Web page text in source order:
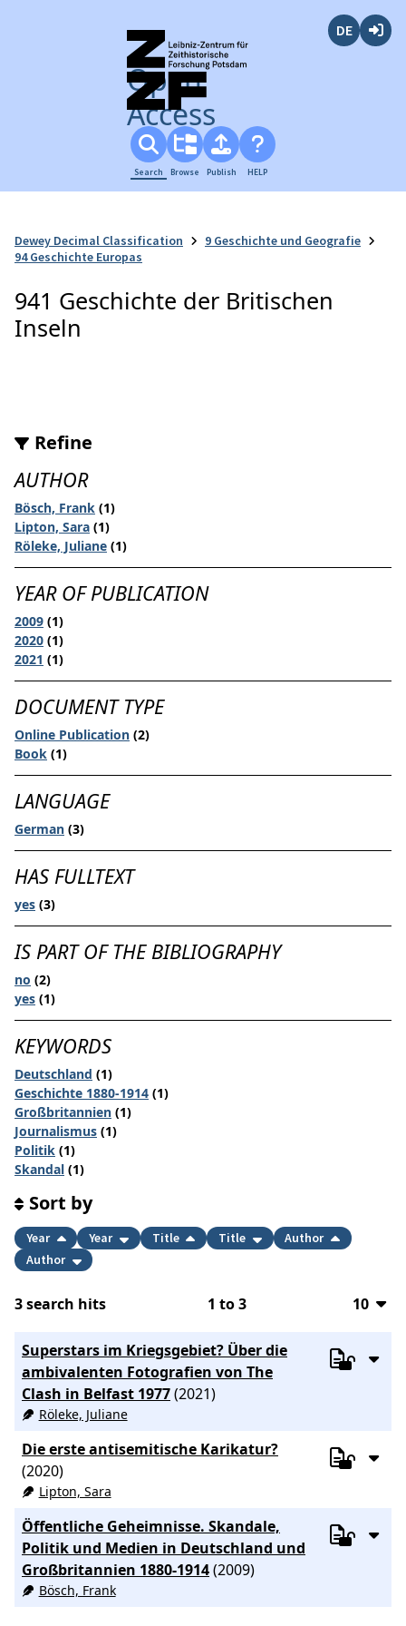
Open
Access
Search Browse Publish HELP
Dewey Decimal Classification
9 Geschichte und Geografie
94 Geschichte Europas
941 Geschichte der Britischen
Inseln
Refine
AUTHOR
Bösch, Frank (1)
Lipton, Sara (1)
Röleke, Juliane (1)
YEAR OF PUBLICATION
2009 (1)
2020 (1)
2021 (1)
DOCUMENT TYPE
Online Publication (2)
Book (1)
LANGUAGE
German (3)
HAS FULLTEXT
yes (3)
IS PART OF THE BIBLIOGRAPHY
no (2)
yes (1)
KEYWORDS
Deutschland (1)
Geschichte 1880-1914 (1)
Großbritannien (1)
Journalismus (1)
Politik (1)
Skandal (1)
3search hits 1 to3
10
20
Sort by
Year Year Title Title
Author
Author
Superstars im Kriegsgebiet? Über die
ambivalenten Fotografien von The
Clash in Belfast 1977(2021)
Röleke, Juliane
Die erste antisemitische Karikatur?
(2020)
Lipton, Sara
Öffentliche Geheimnisse. Skandale,
Politik und Medien in Deutschland und
Großbritannien 1880-1914(2009)
Bösch, Frank